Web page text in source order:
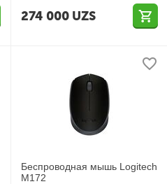
274 000 UZS
Беспроводная мышь Logitech
M172